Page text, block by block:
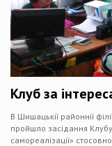
Клуб за
В Шишацькії районнії
пройшло засідання
самореалізації»